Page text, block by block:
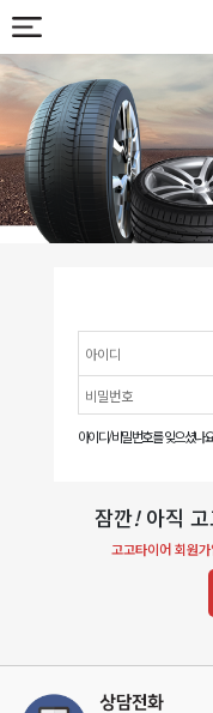
아이디/비밀번호를 잊으셨나
잠깐!아직 고
고고타이어 회원